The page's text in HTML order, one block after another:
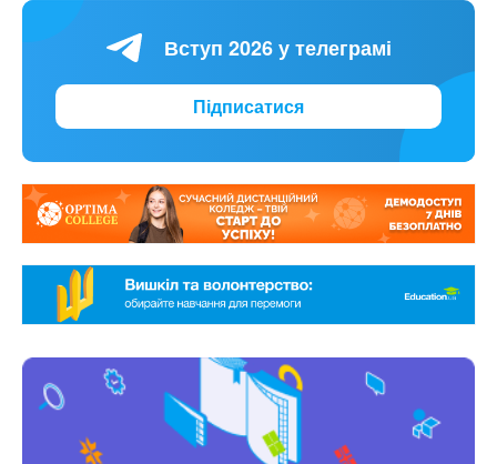
Вступ 2026 у телеграмі
Підписатися